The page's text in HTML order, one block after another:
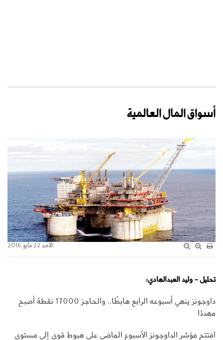
أسواق المال العالمية
الأحد 22 مايو 2016
تحليل - وليد العبدالهادي:
داوجونز ينهي أسبوعه الرابع هابطًا.. والحاجز 17000 نقطة أصبح
مهددًا
افتتح مؤشر الداوجونز الأسبوع الماضي على هبوط قوي إلى مستوى